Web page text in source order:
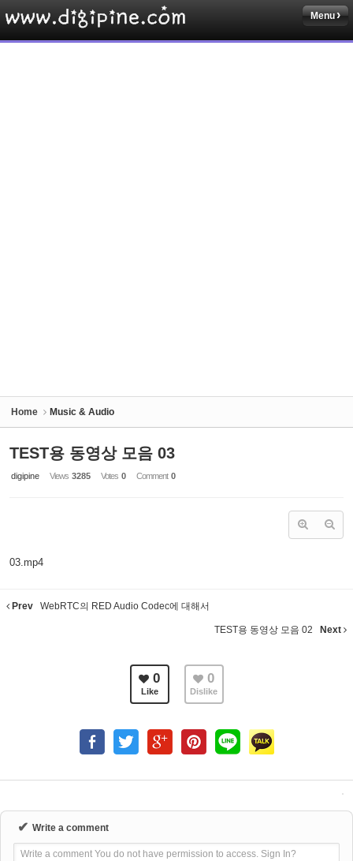
Menu
Home Music & Audio
TEST용 동영상 모음 03
digipine Views 3285 Votes 0 Comment 0
03.mp4
Prev WebRTC의 RED Audio Codec에 대해서
TEST용 동영상 모음 02 Next
0
Like
0
Dislike
✔ Write a comment
Write a comment You do not have permission to access. Sign In?
Sketchbook5, 스케치북5